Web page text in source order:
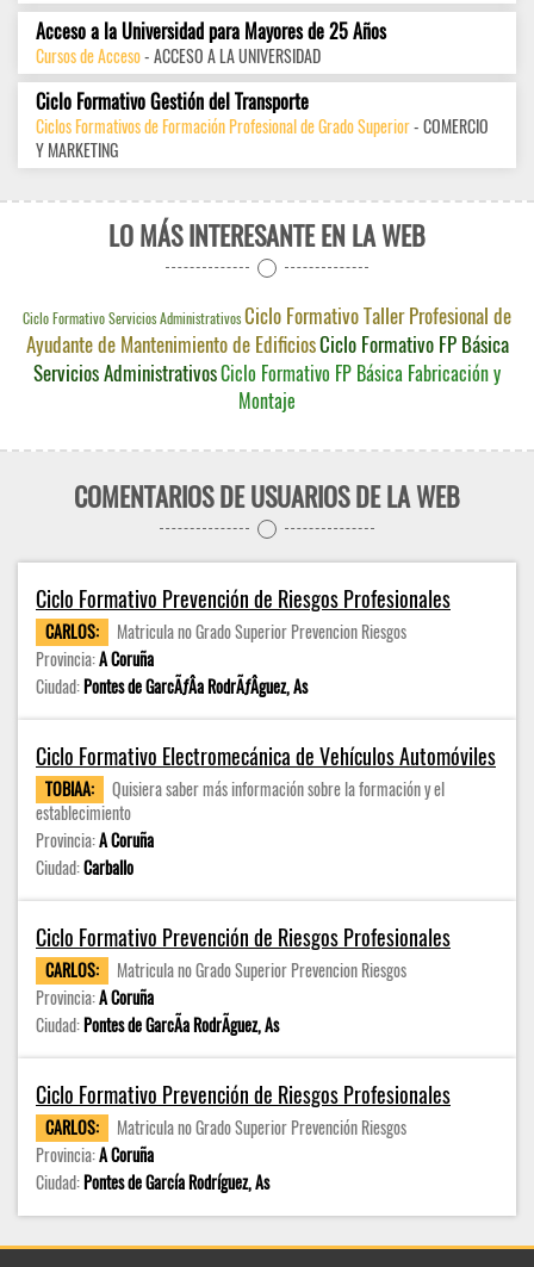
Acceso a la Universidad para Mayores de 25 Años
Cursos de Acceso- ACCESO A LA UNIVERSIDAD
Ciclo Formativo Gestión del Transporte
Ciclos Formativos de Formación Profesional de Grado Superior- COMERCIO
Y MARKETING
LO MÁS INTERESANTE EN LA WEB
Ciclo Formativo Servicios AdministrativosCiclo Formativo Taller Profesional de
Ayudante de Mantenimiento de EdificiosCiclo Formativo FP Básica
Servicios AdministrativosCiclo Formativo FP Básica Fabricación y
Montaje
COMENTARIOS DE USUARIOS DE LA WEB
Ciclo Formativo Prevención de Riesgos Profesionales
CARLOS:
Matricula no Grado Superior Prevencion Riesgos
Provincia:A Coruña
Ciudad:Pontes de GarcÃƒÂ­a RodrÃƒÂ­guez, As
Ciclo Formativo Electromecánica de Vehículos Automóviles
TOBIAA:
Quisiera saber más información sobre la formación y el
establecimiento
Provincia:A Coruña
Ciudad:Carballo
Ciclo Formativo Prevención de Riesgos Profesionales
CARLOS:
Matricula no Grado Superior Prevencion Riesgos
Provincia:A Coruña
Ciudad:Pontes de GarcÃ­a RodrÃ­guez, As
Ciclo Formativo Prevención de Riesgos Profesionales
CARLOS:
Matricula no Grado Superior Prevención Riesgos
Provincia:A Coruña
Ciudad:Pontes de García Rodríguez, As